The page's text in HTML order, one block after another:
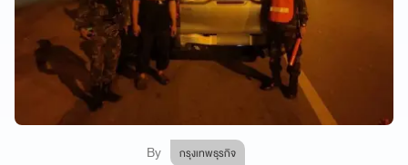
By กรุงเทพธุรกิจ